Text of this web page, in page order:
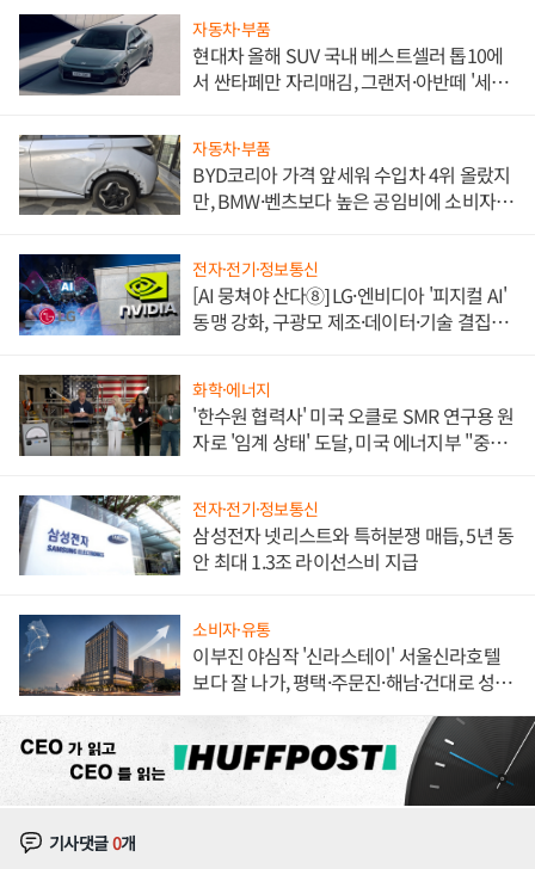
자동차·부품
현대차 올해 SUV 국내 베스트셀러 톱10에
서 싼타페만 자리매김, 그랜저·아반떼 '세단
자동차·부품
BYD코리아 가격 앞세워 수입차 4위 올랐지
만, BMW·벤츠보다 높은 공임비에 소비자
전자·전기·정보통신
[AI 뭉쳐야 산다⑧] LG·엔비디아 '피지컬 AI'
동맹 강화, 구광모 제조·데이터·기술 결집
화학·에너지
'한수원 협력사' 미국 오클로 SMR 연구용 원
자로 '임계 상태' 도달, 미국 에너지부 "중요
전자·전기·정보통신
삼성전자 넷리스트와 특허분쟁 매듭, 5년 동
안 최대 1.3조 라이선스비 지급
소비자·유통
이부진 야심작 '신라스테이' 서울신라호텔
보다 잘 나가, 평택·주문진·해남·건대로 성
기사댓글0개